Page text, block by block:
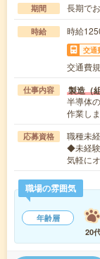
期間 長期で
時給 時給
交通
交通費
仕事内容 製造（
半導体
作業し
応募資格
職種未
◆未経験
気軽に
職場の雰囲気
年齢層
20